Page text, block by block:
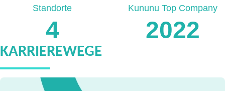
4
Standorte
2022
Kununu Top Company
KARRIEREWEGE